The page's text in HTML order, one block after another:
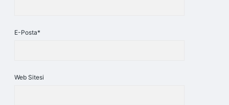
E-Posta*
Web Sitesi